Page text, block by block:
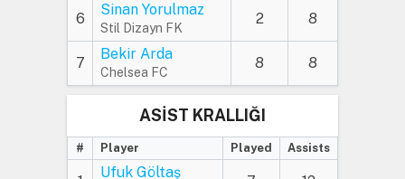
6
Sinan Yorulmaz
Stil Dizayn FK
2 8
7
Bekir Arda
Chelsea FC
8 8
ASİST KRALLIĞI
# Player Played Assists
Ufuk Göltaş